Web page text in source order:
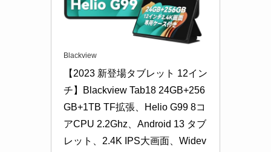
Blackview
【2023 新登場タブレット 12イン
チ】Blackview Tab18 24GB+256
GB+1TB TF拡張、Helio G99 8コ
アCPU 2.2Ghz、Android 13 タブ
レット、2.4K IPS大画面、Widev